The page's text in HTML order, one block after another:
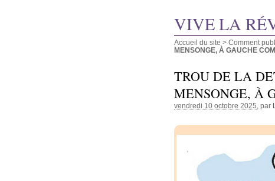
VIVE LA
Accueil du site > Comment
MENSONGE, À GAUCHE
TROU DE LA
MENSONGE, À
vendredi 10 octobre 2025 , par